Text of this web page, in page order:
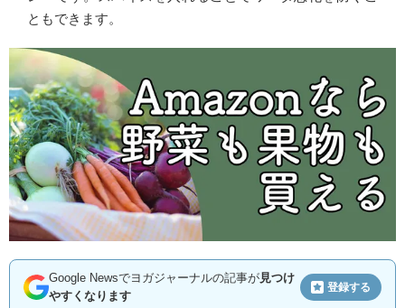
ともできます。
Google Newsでヨガジャーナルの記事が見つけ
やすくなります
登録する